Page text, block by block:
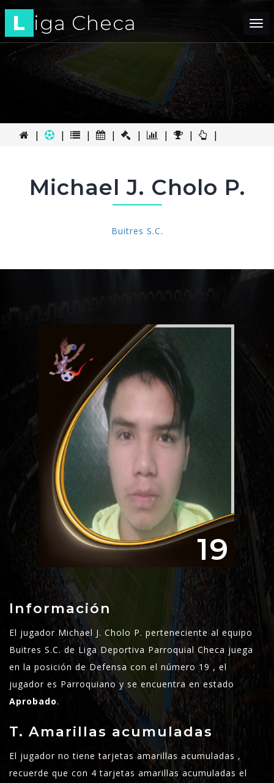
L iga Checa
| | | | | | | |
Michael J. Cholo P.
Buitres S.C.
19
Información
El jugador Michael J. Cholo P. perteneciente al equipo
Buitres S.C. de Liga Deportiva Parroquial Checa juega
en la posición de Defensa con el número 19 , el
jugador es Parroquiano y se encuentra en estado
Aprobado.
T. Amarillas acumuladas
El jugador no tiene tarjetas amarillas acumuladas ,
recuerde que con 4 tarjetas amarillas acumuladas el